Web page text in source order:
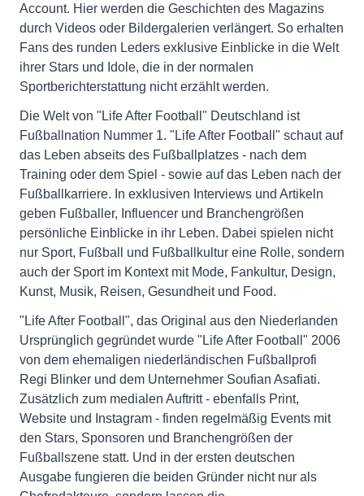
Account. Hier werden die Geschichten des Magazins
durch Videos oder Bildergalerien verlängert. So erhalten
Fans des runden Leders exklusive Einblicke in die Welt
ihrer Stars und Idole, die in der normalen
Sportberichterstattung nicht erzählt werden.
Die Welt von "Life After Football" Deutschland ist
Fußballnation Nummer 1. "Life After Football" schaut auf
das Leben abseits des Fußballplatzes - nach dem
Training oder dem Spiel - sowie auf das Leben nach der
Fußballkarriere. In exklusiven Interviews und Artikeln
geben Fußballer, Influencer und Branchengrößen
persönliche Einblicke in ihr Leben. Dabei spielen nicht
nur Sport, Fußball und Fußballkultur eine Rolle, sondern
auch der Sport im Kontext mit Mode, Fankultur, Design,
Kunst, Musik, Reisen, Gesundheit und Food.
"Life After Football", das Original aus den Niederlanden
Ursprünglich gegründet wurde "Life After Football" 2006
von dem ehemaligen niederländischen Fußballprofi
Regi Blinker und dem Unternehmer Soufian Asafiati.
Zusätzlich zum medialen Auftritt - ebenfalls Print,
Website und Instagram - finden regelmäßig Events mit
den Stars, Sponsoren und Branchengrößen der
Fußballszene statt. Und in der ersten deutschen
Ausgabe fungieren die beiden Gründer nicht nur als